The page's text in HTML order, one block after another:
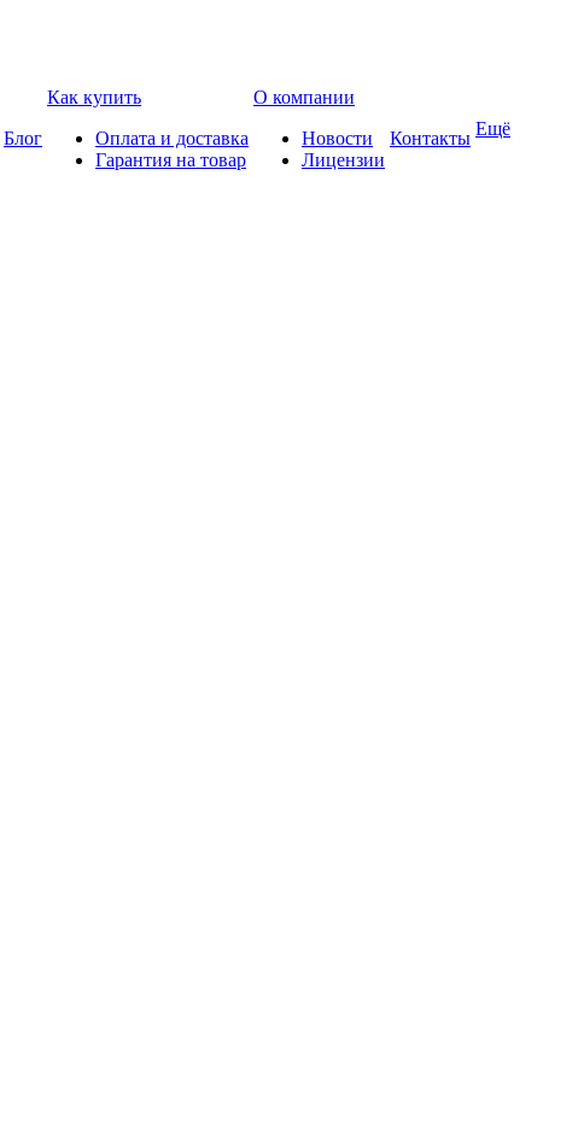
Блог
Как купить
Оплата и доставка
Гарантия на товар
О компании
Новости
Лицензии
Контакты Ещё